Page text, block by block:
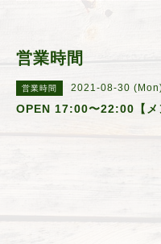
営業時間
営業時間 2021-08-30
OPEN 17:00〜22:00【メ